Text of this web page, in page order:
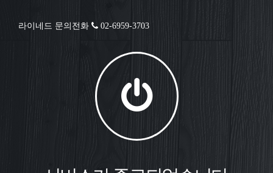
라이네드 문의전화 02-6959-3703